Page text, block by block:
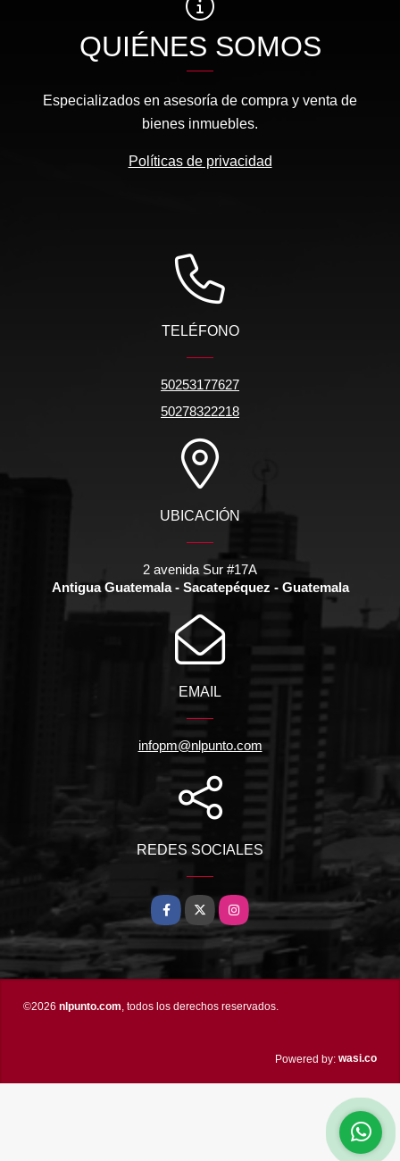
QUIÉNES SOMOS
Especializados en asesoría de compra y venta de
bienes inmuebles.
Políticas de privacidad
TELÉFONO
50253177627
50278322218
UBICACIÓN
2 avenida Sur #17A
Antigua Guatemala - Sacatepéquez - Guatemala
EMAIL
infopm@nlpunto.com
REDES SOCIALES
Facebook
X Instagram
©2026 nlpunto.com, todos los derechos reservados.
Powered by: wasi.co